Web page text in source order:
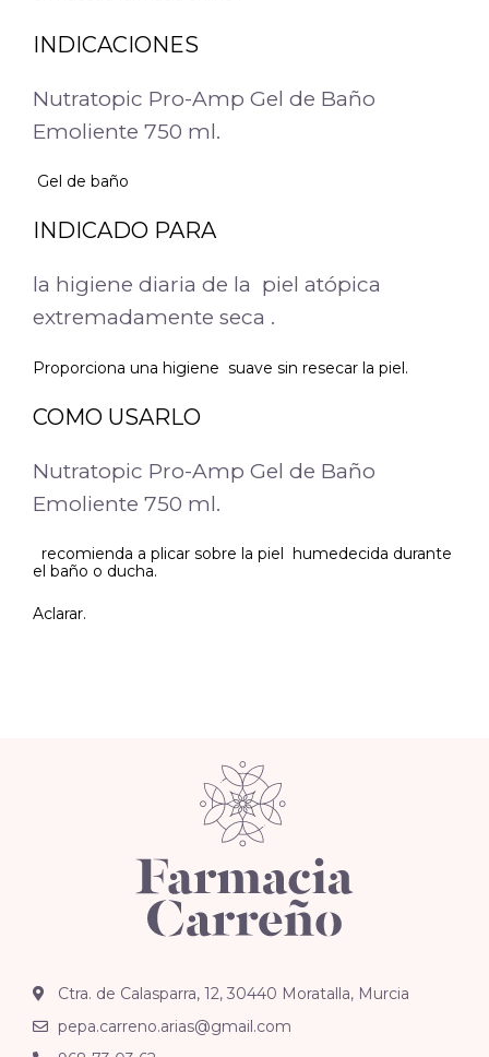
INDICACIONES
Nutratopic Pro-Amp Gel de Baño
Emoliente 750 ml.
Gel de baño
INDICADO PARA
la higiene diaria de la piel atópica
extremadamente seca .
Proporciona una higiene suave sin resecar la piel.
COMO USARLO
Nutratopic Pro-Amp Gel de Baño
Emoliente 750 ml.
recomienda a plicar sobre la piel humedecida durante
el baño o ducha.
Aclarar.
Ctra. de Calasparra, 12, 30440 Moratalla, Murcia
pepa.carreno.arias@gmail.com